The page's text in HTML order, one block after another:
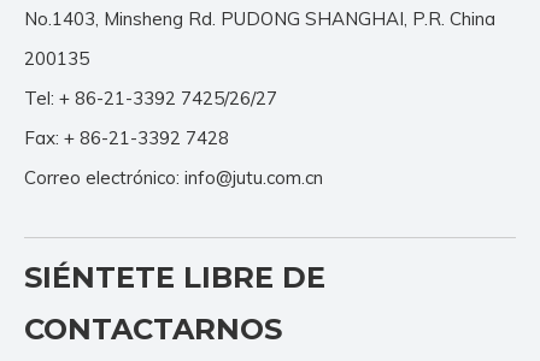
No.1403, Minsheng Rd. PUDONG SHANGHAI, P.R. China
200135
Tel: + 86-21-3392 7425/26/27
Fax: + 86-21-3392 7428
Correo electrónico: info@jutu.com.cn
SIÉNTETE LIBRE DE
CONTACTARNOS